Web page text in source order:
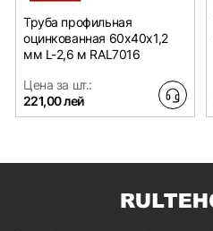
Труба профильная
оцинкованная 60х40x1,2
мм L-2,6 м RAL7016
Цена за шт.:
221,00 лей